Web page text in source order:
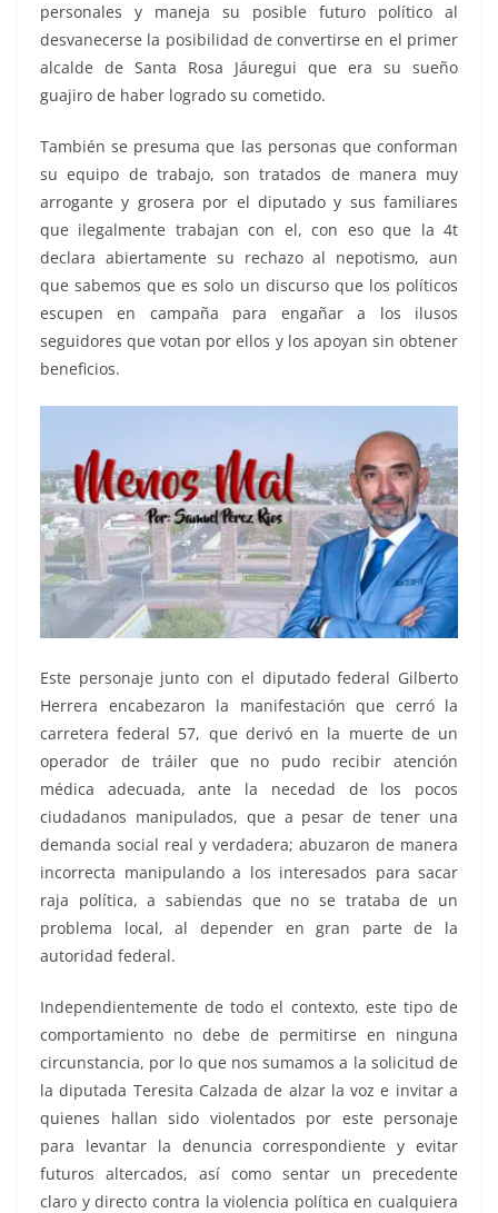
personales y maneja su posible futuro político al
desvanecerse la posibilidad de convertirse en el primer
alcalde de Santa Rosa Jáuregui que era su sueño
guajiro de haber logrado su cometido.
También se presuma que las personas que conforman
su equipo de trabajo, son tratados de manera muy
arrogante y grosera por el diputado y sus familiares
que ilegalmente trabajan con el, con eso que la 4t
declara abiertamente su rechazo al nepotismo, aun
que sabemos que es solo un discurso que los políticos
escupen en campaña para engañar a los ilusos
seguidores que votan por ellos y los apoyan sin obtener
beneficios.
Este personaje junto con el diputado federal Gilberto
Herrera encabezaron la manifestación que cerró la
carretera federal 57, que derivó en la muerte de un
operador de tráiler que no pudo recibir atención
médica adecuada, ante la necedad de los pocos
ciudadanos manipulados, que a pesar de tener una
demanda social real y verdadera; abuzaron de manera
incorrecta manipulando a los interesados para sacar
raja política, a sabiendas que no se trataba de un
problema local, al depender en gran parte de la
autoridad federal.
Independientemente de todo el contexto, este tipo de
comportamiento no debe de permitirse en ninguna
circunstancia, por lo que nos sumamos a la solicitud de
la diputada Teresita Calzada de alzar la voz e invitar a
quienes hallan sido violentados por este personaje
para levantar la denuncia correspondiente y evitar
futuros altercados, así como sentar un precedente
claro y directo contra la violencia política en cualquiera